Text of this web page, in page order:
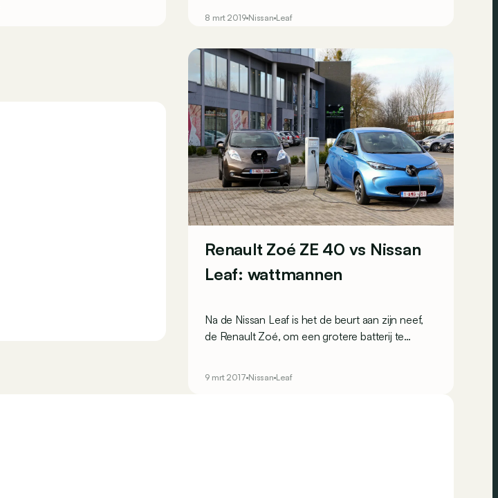
psychologische drempel om
8 mrt 2019 Nissan Leaf
Renault Zoé ZE 40 vs Nissan
Leaf: wattmannen
Na de Nissan Leaf is het de beurt aan zijn neef,
de Renault Zoé, om een grotere batterij te
9 mrt 2017 Nissan Leaf